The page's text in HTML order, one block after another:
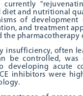
currently
and nutritional
of
and treatment
the
insufficiency, often
be controlled,
acute
inhibitors were